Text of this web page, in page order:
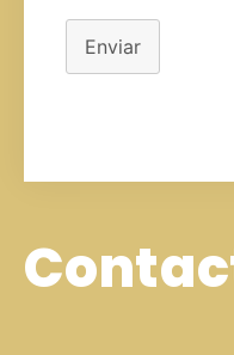
Enviar